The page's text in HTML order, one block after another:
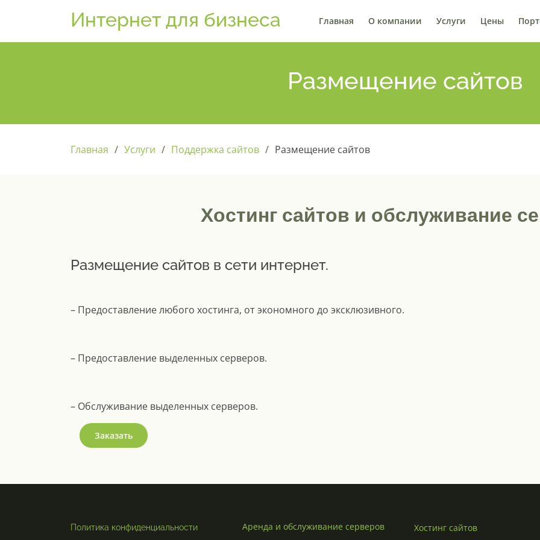
Интернет для бизнеса Главная О компании Услуги Цены
Размещение сайтов
Главная Услуги Поддержка сайтов Размещение сайтов
Хостинг сайтов и обслуживание
Размещение сайтов в сети интернет.
– Предоставление любого хостинга, от экономного до эксклюзивного.
– Предоставление выделенных серверов.
– Обслуживание выделенных серверов.
Заказать
Политика конфиденциальности Аренда и обслуживание серверов Хостинг сайтов